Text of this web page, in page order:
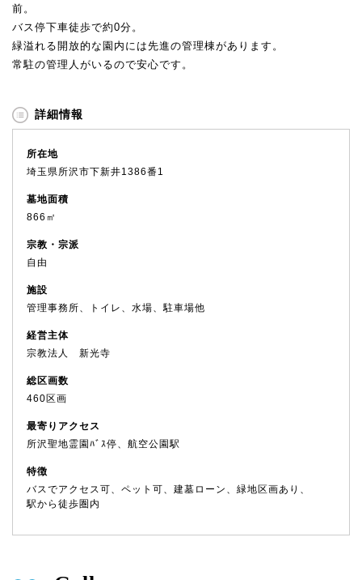
前。
バス停下車徒歩で約0分。
緑溢れる開放的な園内には先進の管理棟があります。
常駐の管理人がいるので安心です。
詳細情報
所在地
埼玉県所沢市下新井1386番1
墓地面積
866㎡
宗教・宗派
自由
施設
管理事務所、トイレ、水場、駐車場他
経営主体
宗教法人 新光寺
総区画数
460区画
最寄りアクセス
所沢聖地霊園ﾊﾞｽ停、航空公園駅
特徴
バスでアクセス可、ペット可、建墓ローン、緑地区画あり、
駅から徒歩圏内